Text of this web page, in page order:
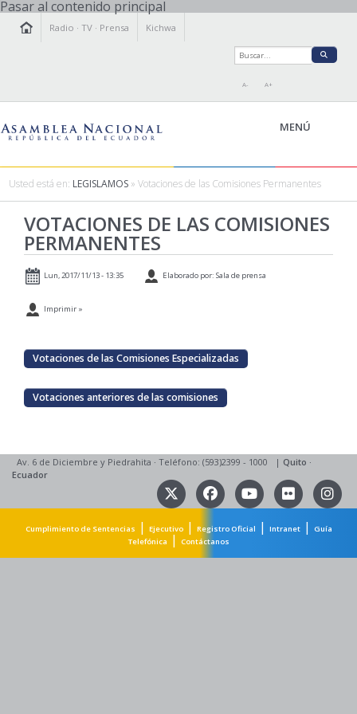
Pasar al contenido principal
Radio ·TV · Prensa Kichwa
A- A+
MENÚ
LA ASAMBLEA
LEGISLAMOS
FISCALIZAMOS
TRANSPARENCIA
PARTICIPACIÓN
AGENDA
Usted está en: LEGISLAMOS » Votaciones de las Comisiones Permanentes
VOTACIONES DE LAS COMISIONES
PERMANENTES
Lun, 2017/11/13 - 13:35 Elaborado por: Sala de prensa
Imprimir »
Votaciones de las Comisiones Especializadas
Votaciones anteriores de las comisiones
Av. 6 de Diciembre y Piedrahita · Teléfono: (593)2399 - 1000 | Quito ·
Ecuador
Cumplimiento de Sentencias | Ejecutivo| Registro Oficial | Intranet|
Guía
Telefónica
| Contáctanos